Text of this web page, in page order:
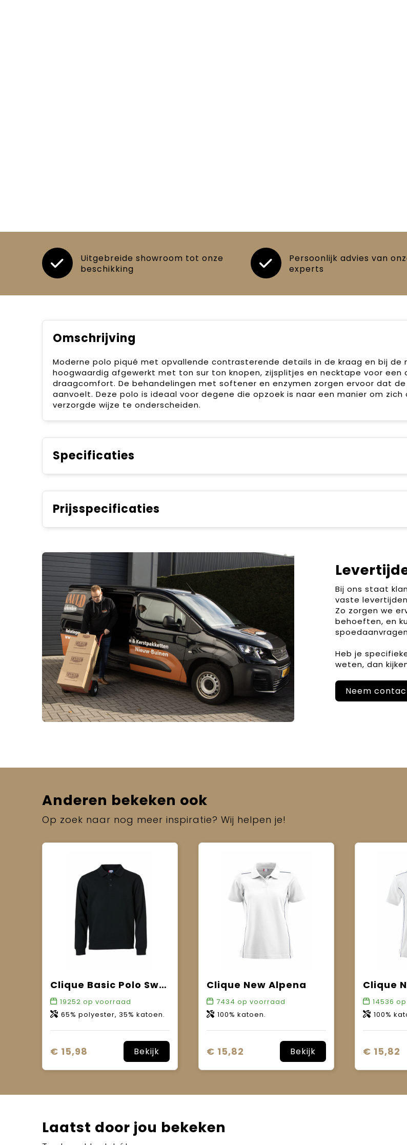
Uitgebreide showroom tot onze
beschikking
Persoonlijk advies van
experts
Omschrijving
Moderne polo piqué met opvallende contrasterende details in de kraag en bij de
hoogwaardig afgewerkt met ton sur ton knopen, zijsplitjes en necktape voor een
draagcomfort. De behandelingen met softener en enzymen zorgen ervoor dat
aanvoelt. Deze polo is ideaal voor degene die opzoek is naar een manier om zich
verzorgde wijze te onderscheiden.
Specificaties
Prijsspecificaties
Bij ons staat
vaste
Zo zorgen we
behoeften, en
Heb je
weten, dan
Neem
Anderen bekeken ook
Op zoek naar nog meer inspiratie? Wij helpen je!
Clique Basic Polo Sweater
19252 op voorraad
65% polyester, 35% katoen.
€ 15,98 Bekijk
Clique New Alpena
7434 op voorraad
100% katoen.
€ 15,82 Bekijk
Clique
14536
100%
€ 15,82
Laatst door jou bekeken